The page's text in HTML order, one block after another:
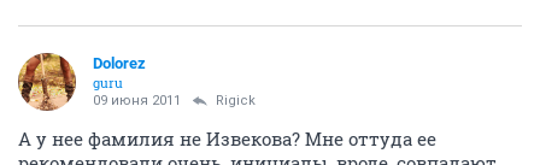
Dolorez
guru
09 июня 2011 Rigick
А у нее фамилия не Извекова? Мне оттуда ее